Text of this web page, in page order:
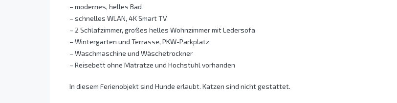
– modernes, helles Bad
– schnelles WLAN, 4K Smart TV
– 2 Schlafzimmer, großes helles Wohnzimmer mit Ledersofa
– Wintergarten und Terrasse, PKW-Parkplatz
– Waschmaschine und Wäschetrockner
– Reisebett ohne Matratze und Hochstuhl vorhanden
In diesem Ferienobjekt sind Hunde erlaubt. Katzen sind nicht gestattet.